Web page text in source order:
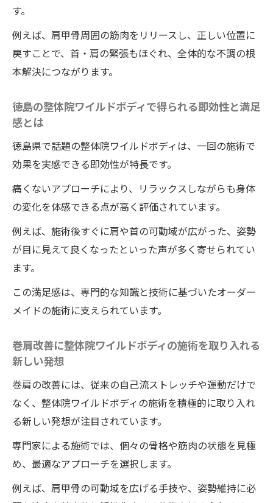
す。
例えば、肩甲骨周囲の筋肉をリリースし、正しい位置に
戻すことで、首・肩の緊張もほぐれ、全体的な不調の根
本解決につながります。
徳島の整体院ワイルドボディで得られる即効性と満足
感とは
徳島県で話題の整体院ワイルドボディは、一回の施術で
効果を実感できる即効性が特長です。
痛くないアプローチにより、リラックスしながらも身体
の変化を体感できる点が高く評価されています。
例えば、施術後すぐに肩や首の可動域が広がった、姿勢
が目に見えて良くなったといった声が多く寄せられてい
ます。
この満足感は、専門的な知識と技術に基づいたオーダー
メイドの施術に支えられています。
巻肩改善に整体院ワイルドボディの施術を取り入れる
新しい発想
巻肩の改善には、従来の自己流ストレッチや運動だけで
なく、整体院ワイルドボディの施術を積極的に取り入れ
る新しい発想が注目されています。
専門家による施術では、個々の骨格や筋肉の状態を見極
め、最適なアプローチを選択します。
例えば、肩甲骨の可動域を広げる手技や、姿勢維持に必